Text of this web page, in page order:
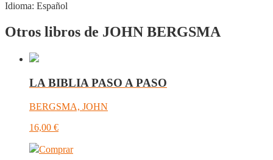
Idioma: Español
Otros libros de JOHN BERGSMA
LA BIBLIA PASO A PASO
BERGSMA, JOHN
16,00 €
Comprar